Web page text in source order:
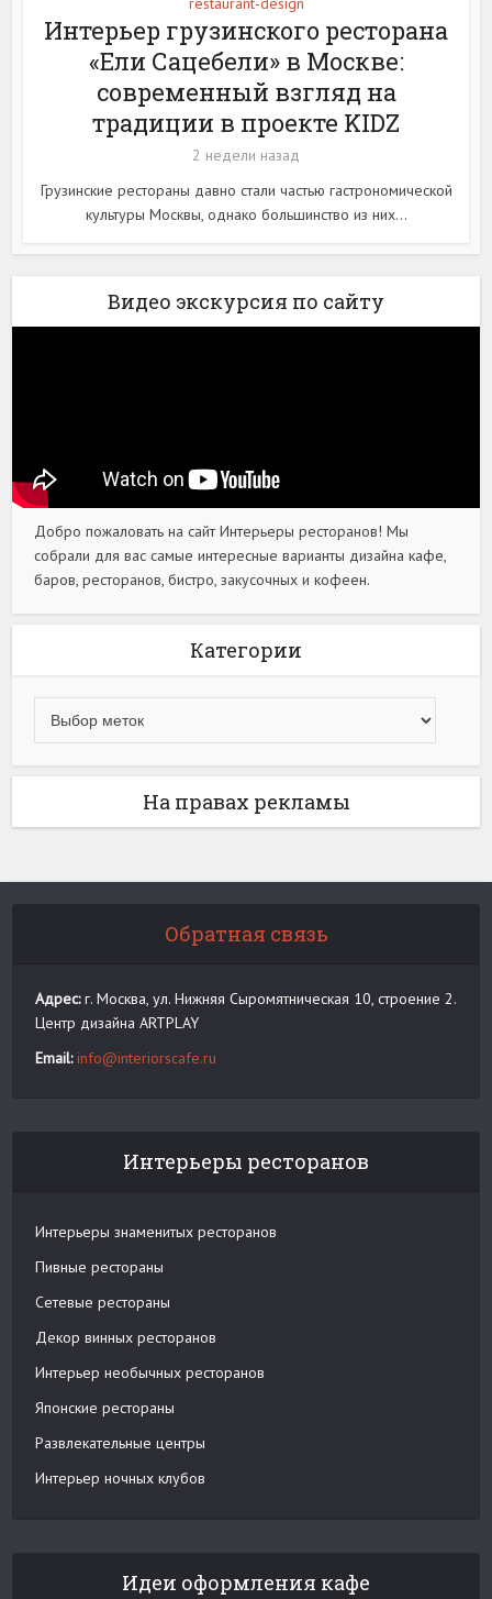
Интерьер грузинского ресторана
«Ели Сацебели» в Москве:
современный взгляд на
традиции в проекте KIDZ
2 недели назад
Грузинские рестораны давно стали частью гастрономической
культуры Москвы, однако большинство из них...
Видео экскурсия по сайту
Добро пожаловать на сайт Интерьеры ресторанов! Мы
собрали для вас самые интересные варианты дизайна кафе,
баров, ресторанов, бистро, закусочных и кофеен.
Категории
На правах рекламы
Обратная связь
Адрес:г. Москва, ул. Нижняя Сыромятническая 10, строение 2.
Центр дизайна ARTPLAY
Email: info@interiorscafe.ru
Интерьеры ресторанов
Интерьеры знаменитых ресторанов
Пивные рестораны
Сетевые рестораны
Декор винных ресторанов
Интерьер необычных ресторанов
Японские рестораны
Развлекательные центры
Интерьер ночных клубов
Идеи оформления кафе